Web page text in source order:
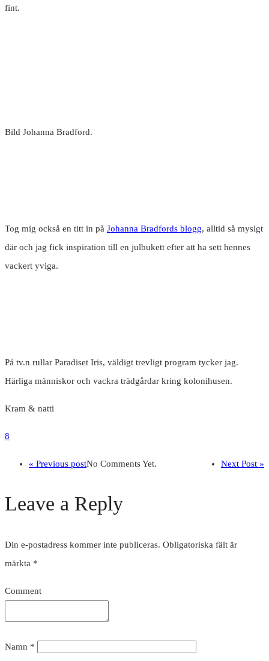
fint.
Bild Johanna Bradford.
Tog mig också en titt in på Johanna Bradfords blogg, alltid så mysigt
där och jag fick inspiration till en julbukett efter att ha sett hennes
vackert yviga.
På tv.n rullar Paradiset Iris, väldigt trevligt program tycker jag.
Härliga människor och vackra trädgårdar kring kolonihusen.
Kram & natti
8
« Previous post Next Post »
No Comments Yet.
Leave a Reply
Din e-postadress kommer inte publiceras. Obligatoriska fält är
märkta *
Comment
Namn *